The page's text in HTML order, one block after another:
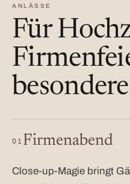
ANLÄSSE
Für
01 Firmenabend
Close-up-Magie bringt